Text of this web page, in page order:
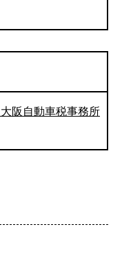
阪自動車税事務所